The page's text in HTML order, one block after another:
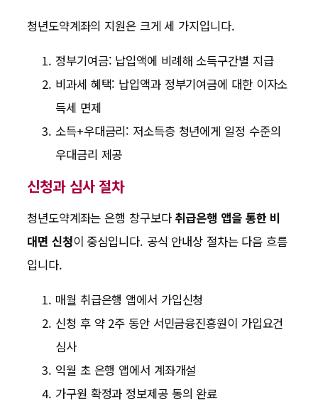
청년도약계좌의 지원은 크게 세 가지입니다.
정부기여금: 납입액에 비례해 소득구간별 지급
비과세 혜택: 납입액과 정부기여금에 대한 이자소
득세 면제
소득+우대금리: 저소득층 청년에게 일정 수준의
우대금리 제공
신청과 심사 절차
청년도약계좌는 은행 창구보다 취급은행 앱을 통한 비
대면 신청이 중심입니다. 공식 안내상 절차는 다음 흐름
입니다.
매월 취급은행 앱에서 가입신청
신청 후 약 2주 동안 서민금융진흥원이 가입요건
심사
익월 초 은행 앱에서 계좌개설
가구원 확정과 정보제공 동의 완료